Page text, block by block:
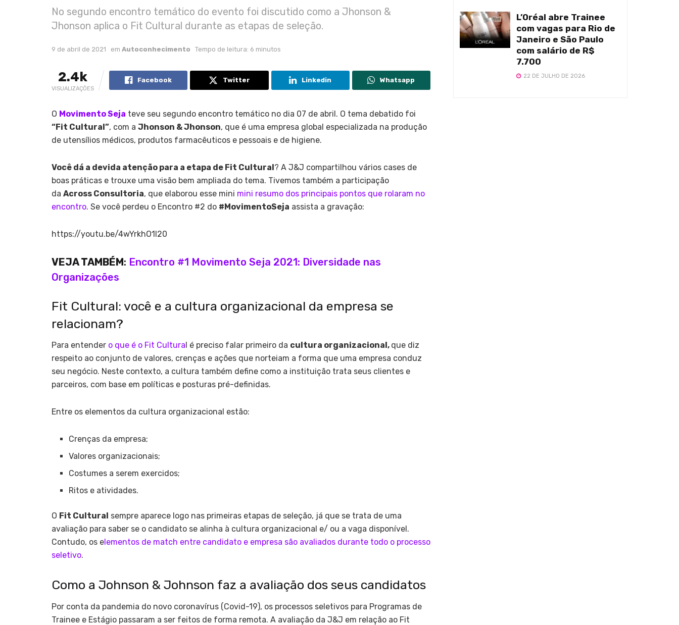
No segundo encontro temático do evento foi discutido como a Jhonson &
Jhonson aplica o Fit Cultural durante as etapas de seleção.
9 de abril de 2021 em Autoconhecimento Tempo de leitura: 6 minutos
2.4k
VISUALIZAÇÕES
Facebook Twitter Linkedin Whatsapp
O Movimento Seja teve seu segundo encontro temático no dia 07 de abril. O tema debatido foi
“Fit Cultural”, com a Jhonson & Jhonson, que é uma empresa global especializada na produção
de utensílios médicos, produtos farmacêuticos e pessoais e de higiene.
Você dá a devida atenção para a etapa de Fit Cultural ? A J&J compartilhou vários cases de
boas práticas e trouxe uma visão bem ampliada do tema. Tivemos também a participação
da Across Consultoria, que elaborou esse mini mini resumo dos principais pontos que rolaram no
encontro. Se você perdeu o Encontro #2 do #MovimentoSeja assista a gravação:
https://youtu.be/4wYrkhO1l20
VEJA TAMBÉM: Encontro #1 Movimento Seja 2021: Diversidade nas
Organizações
Fit Cultural: você e a cultura organizacional da empresa se
relacionam?
Para entender o que é o Fit Cultura l é preciso falar primeiro da cultura organizacional, que diz
respeito ao conjunto de valores, crenças e ações que norteiam a forma que uma empresa conduz
seu negócio. Neste contexto, a cultura também define como a instituição trata seus clientes e
parceiros, com base em políticas e posturas pré-definidas.
Entre os elementos da cultura organizacional estão:
Crenças da empresa;
Valores organizacionais;
Costumes a serem exercidos;
Ritos e atividades.
O Fit Cultural sempre aparece logo nas primeiras etapas de seleção, já que se trata de uma
avaliação para saber se o candidato se alinha à cultura organizacional e/ ou a vaga disponível.
Contudo, os e lementos de match entre candidato e empresa são avaliados durante todo o processo
seletivo.
Como a Johnson & Johnson faz a avaliação dos seus candidatos
Por conta da pandemia do novo coronavírus (Covid-19), os processos seletivos para Programas de
Trainee e Estágio passaram a ser feitos de forma remota. A avaliação da J&J em relação ao Fit
L’Oréal abre Trainee
com vagas para Rio de
Janeiro e São Paulo
com salário de R$
7.700
22 DE JULHO DE 2026